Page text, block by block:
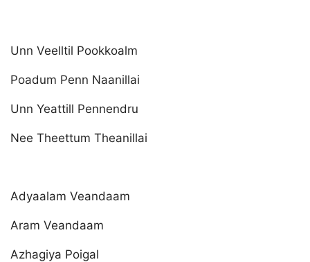
Unn Veelltil Pookkoalm
Poadum Penn Naanillai
Unn Yeattill Pennendru
Nee Theettum Theanillai
Adyaalam Veandaam
Aram Veandaam
Azhagiya Poigal